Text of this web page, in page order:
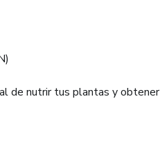
de nutrir tus plantas y obtener